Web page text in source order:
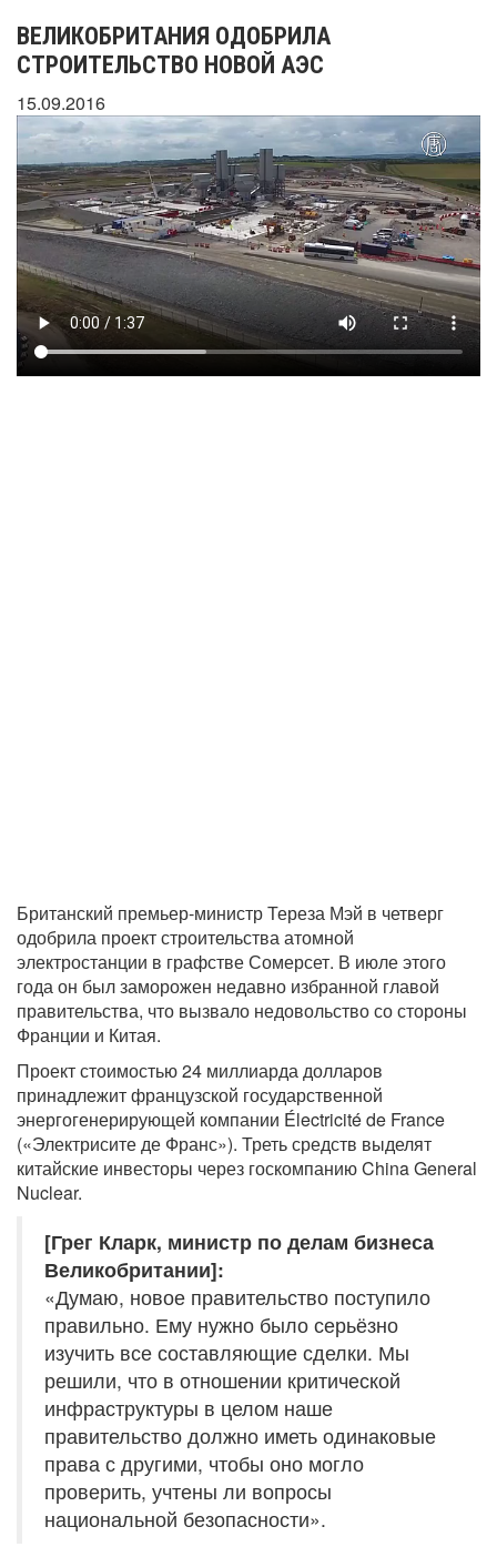
ВЕЛИКОБРИТАНИЯ ОДОБРИЛА
СТРОИТЕЛЬСТВО НОВОЙ АЭС
15.09.2016
Британский премьер-министр Тереза Мэй в четверг
одобрила проект строительства атомной
электростанции в графстве Сомерсет. В июле этого
года он был заморожен недавно избранной главой
правительства, что вызвало недовольство со стороны
Франции и Китая.
Проект стоимостью 24 миллиарда долларов
принадлежит французской государственной
энергогенерирующей компании Électricité de France
(«Электрисите де Франс»). Треть средств выделят
китайские инвесторы через госкомпанию China General
Nuclear.
[Грег Кларк, министр по делам бизнеса
Великобритании]:
«Думаю, новое правительство поступило
правильно. Ему нужно было серьёзно
изучить все составляющие сделки. Мы
решили, что в отношении критической
инфраструктуры в целом наше
правительство должно иметь одинаковые
права с другими, чтобы оно могло
проверить, учтены ли вопросы
национальной безопасности».